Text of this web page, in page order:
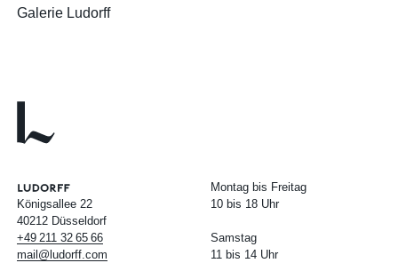
Galerie Ludorff
Königsallee 22
40212 Düsseldorf
+49 211 32 65 66
mail@ludorff.com
Montag bis Freitag
10 bis 18 Uhr
Samstag
11 bis 14 Uhr